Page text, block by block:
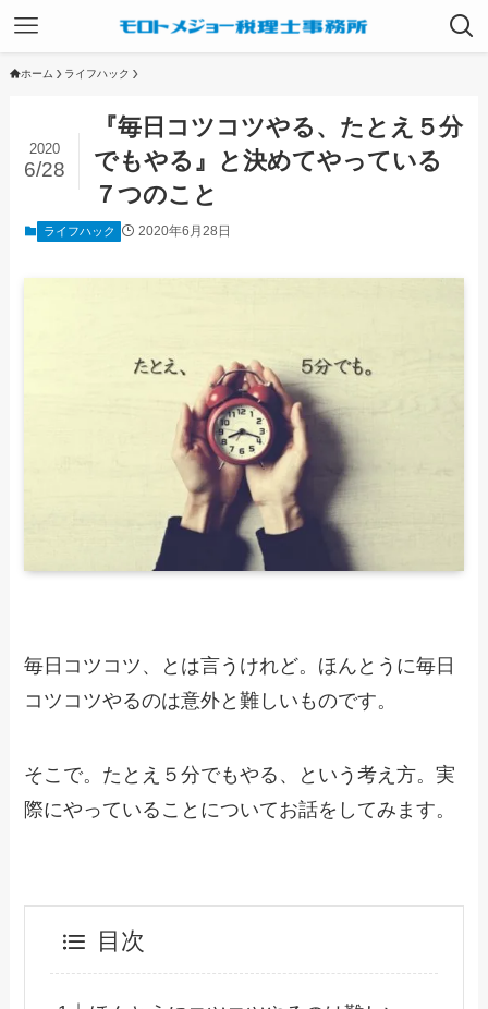
ホーム ライフハック
『毎日コツコツやる、たとえ５分
でもやる』と決めてやっている
７つのこと
2020
6/28
ライフハック 2020年6月28日
毎日コツコツ、とは言うけれど。ほんとうに毎日
コツコツやるのは意外と難しいものです。
そこで。たとえ５分でもやる、という考え方。実
際にやっていることについてお話をしてみます。
目次